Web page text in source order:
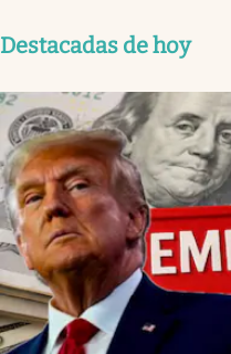
Destacadas de hoy